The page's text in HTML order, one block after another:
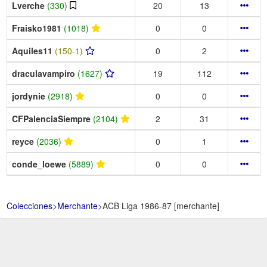
Lverche (330) 20
13
Fraisko1981 (1018) 0
0
Aquiles11 (150-1) 0
2
draculavampiro (1627) 19
112
jordynie (2918) 0
0
CFPalenciaSiempre (2104) 2
31
reyce (2036) 0
1
conde_loewe (5889) 0 0
Colecciones>Merchante>ACB Liga 1986-87 [merchante]